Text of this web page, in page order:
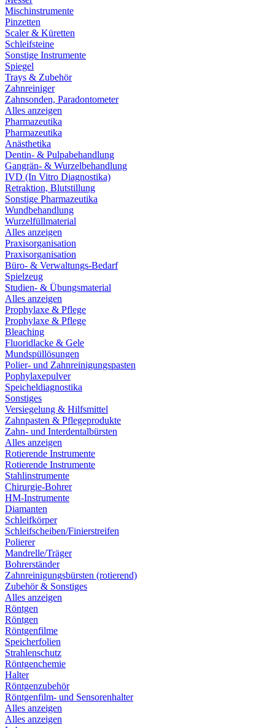
Mischinstrumente
Pinzetten
Scaler & Küretten
Schleifsteine
Sonstige Instrumente
Spiegel
Trays & Zubehör
Zahnreiniger
Zahnsonden, Paradontometer
Alles anzeigen
Pharmazeutika
Pharmazeutika
Anästhetika
Dentin- & Pulpabehandlung
Gangrän- & Wurzelbehandlung
IVD (In Vitro Diagnostika)
Retraktion, Blutstillung
Sonstige Pharmazeutika
Wundbehandlung
Wurzelfüllmaterial
Alles anzeigen
Praxisorganisation
Praxisorganisation
Büro- & Verwaltungs-Bedarf
Spielzeug
Studien- & Übungsmaterial
Alles anzeigen
Prophylaxe & Pflege
Prophylaxe & Pflege
Bleaching
Fluoridlacke & Gele
Mundspüllösungen
Polier- und Zahnreinigungspasten
Pophylaxepulver
Speicheldiagnostika
Sonstiges
Versiegelung & Hilfsmittel
Zahnpasten & Pflegeprodukte
Zahn- und Interdentalbürsten
Alles anzeigen
Rotierende Instrumente
Rotierende Instrumente
Stahlinstrumente
Chirurgie-Bohrer
HM-Instrumente
Diamanten
Schleifkörper
Schleifscheiben/Finierstreifen
Polierer
Mandrelle/Träger
Bohrerständer
Zahnreinigungsbürsten (rotierend)
Zubehör & Sonstiges
Alles anzeigen
Röntgen
Röntgen
Röntgenfilme
Speicherfolien
Strahlenschutz
Röntgenchemie
Halter
Röntgenzubehör
Röntgenfilm- und Sensorenhalter
Alles anzeigen
Alles anzeigen